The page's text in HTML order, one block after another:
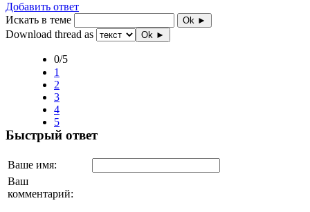
Добавить ответ
Искать в теме
Ok ►
Download thread as Ok ►
0/5
1
2
3
4
5
Быстрый ответ
Ваше имя:
Ваш
комментарий: